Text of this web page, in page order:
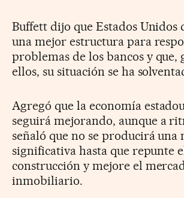
Buffett dijo que Estados Unidos
una mejor estructura para
problemas de los bancos y que,
ellos, su situación se ha
Agregó que la economía
seguirá mejorando, aunque a
señaló que no se producirá una
significativa hasta que repunte
construcción y mejore el
inmobiliario.